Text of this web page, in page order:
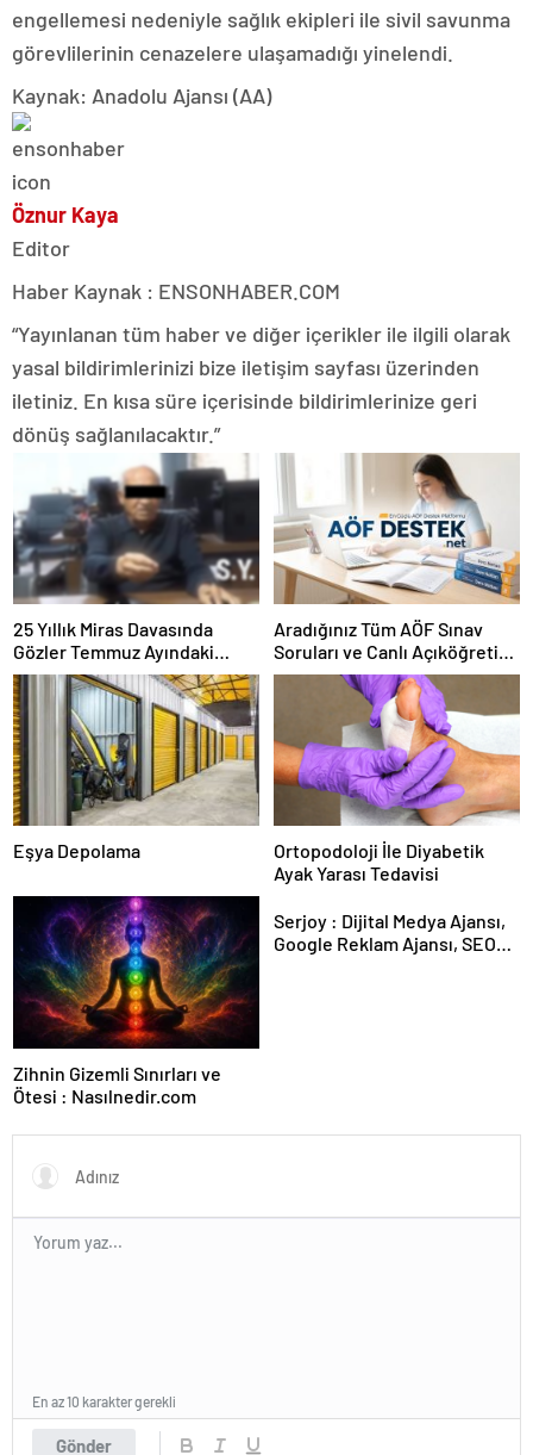
engellemesi nedeniyle sağlık ekipleri ile sivil savunma
görevlilerinin cenazelere ulaşamadığı yinelendi.
Kaynak: Anadolu Ajansı (AA)
Öznur Kaya
Editor
Haber Kaynak : ENSONHABER.COM
“Yayınlanan tüm haber ve diğer içerikler ile ilgili olarak
yasal bildirimlerinizi bize iletişim sayfası üzerinden
iletiniz. En kısa süre içerisinde bildirimlerinize geri
dönüş sağlanılacaktır.”
25 Yıllık Miras Davasında
Gözler Temmuz Ayındaki
Karar Duruşmasına Çevrildi
Aradığınız Tüm AÖF Sınav
Soruları ve Canlı Açıköğretim
Forumu Burada
Eşya Depolama
Ortopodoloji İle Diyabetik
Ayak Yarası Tedavisi
Zihnin Gizemli Sınırları ve
Ötesi : Nasılnedir.com
Serjoy : Dijital Medya Ajansı,
Google Reklam Ajansı, SEO
Gönder
En az 10 karakter gerekli